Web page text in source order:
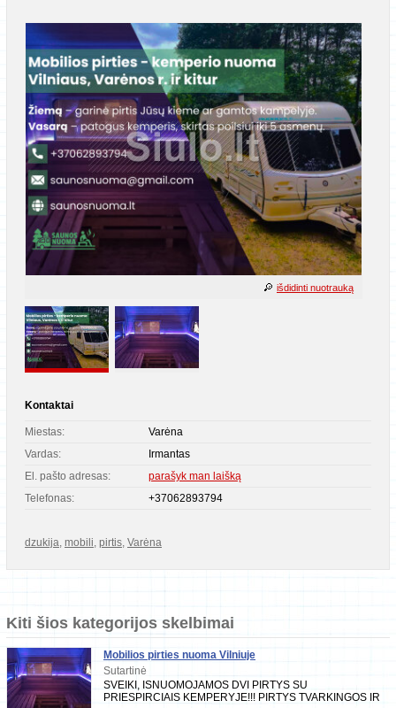
išdidinti nuotrauką
Kontaktai
Miestas:
Varėna
Vardas:
Irmantas
El. pašto adresas:
parašyk man laišką
Telefonas:
+37062893794
dzukija, mobili, pirtis, Varėna
Kiti šios kategorijos skelbimai
Mobilios pirties nuoma Vilniuje
Sutartinė
SVEIKI, ISNUOMOJAMOS DVI PIRTYS SU
PRIESPIRCIAIS KEMPERYJE!!! PIRTYS TVARKINGOS IR